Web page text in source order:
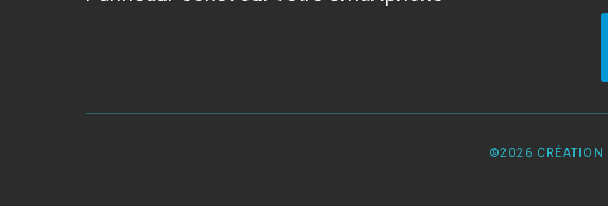
©2026 CRÉATION